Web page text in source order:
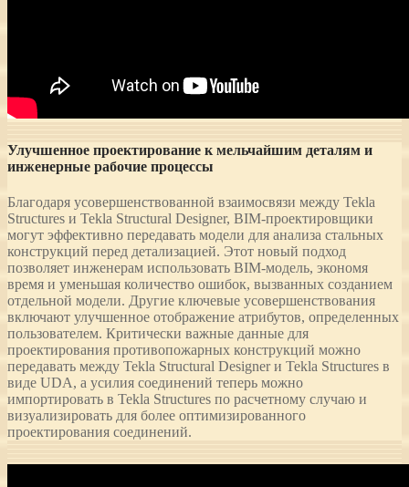
Улучшенное проектирование к мельчайшим деталям и
инженерные рабочие процессы
Благодаря усовершенствованной взаимосвязи между Tekla
Structures и Tekla Structural Designer, BIM-проектировщики
могут эффективно передавать модели для анализа стальных
конструкций перед детализацией. Этот новый подход
позволяет инженерам использовать BIM-модель, экономя
время и уменьшая количество ошибок, вызванных созданием
отдельной модели. Другие ключевые усовершенствования
включают улучшенное отображение атрибутов, определенных
пользователем. Критически важные данные для
проектирования противопожарных конструкций можно
передавать между Tekla Structural Designer и Tekla Structures в
виде UDA, а усилия соединений теперь можно
импортировать в Tekla Structures по расчетному случаю и
визуализировать для более оптимизированного
проектирования соединений.